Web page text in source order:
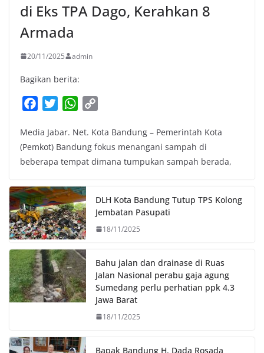
di Eks TPA Dago, Kerahkan 8
Armada
20/11/2025 admin
Bagikan berita:
c
e
b
o
k
i
t
t
r
W
a
t
s
p
p
p
y
L
n
k
Media Jabar. Net. Kota Bandung – Pemerintah Kota
(Pemkot) Bandung fokus menangani sampah di
beberapa tempat dimana tumpukan sampah berada,
DLH Kota Bandung Tutup TPS Kolong
Jembatan Pasupati
18/11/2025
Bahu jalan dan drainase di Ruas
Jalan Nasional perabu gaja agung
Sumedang perlu perhatian ppk 4.3
Jawa Barat
18/11/2025
Bapak Bandung H. Dada Rosada